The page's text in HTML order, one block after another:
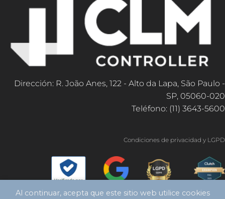
Dirección: R. João Anes, 122 - Alto da Lapa, São Paulo -
SP, 05060-020
Teléfono: (11) 3643-5600
Condiciones de privacidad y LGPD
Al continuar, acepta que este sitio web utilice cookies